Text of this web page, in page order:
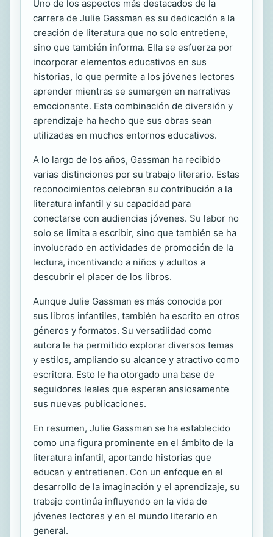
Uno de los aspectos más destacados de la
carrera de Julie Gassman es su dedicación a la
creación de literatura que no solo entretiene,
sino que también informa. Ella se esfuerza por
incorporar elementos educativos en sus
historias, lo que permite a los jóvenes lectores
aprender mientras se sumergen en narrativas
emocionante. Esta combinación de diversión y
aprendizaje ha hecho que sus obras sean
utilizadas en muchos entornos educativos.
A lo largo de los años, Gassman ha recibido
varias distinciones por su trabajo literario. Estas
reconocimientos celebran su contribución a la
literatura infantil y su capacidad para
conectarse con audiencias jóvenes. Su labor no
solo se limita a escribir, sino que también se ha
involucrado en actividades de promoción de la
lectura, incentivando a niños y adultos a
descubrir el placer de los libros.
Aunque Julie Gassman es más conocida por
sus libros infantiles, también ha escrito en otros
géneros y formatos. Su versatilidad como
autora le ha permitido explorar diversos temas
y estilos, ampliando su alcance y atractivo como
escritora. Esto le ha otorgado una base de
seguidores leales que esperan ansiosamente
sus nuevas publicaciones.
En resumen, Julie Gassman se ha establecido
como una figura prominente en el ámbito de la
literatura infantil, aportando historias que
educan y entretienen. Con un enfoque en el
desarrollo de la imaginación y el aprendizaje, su
trabajo continúa influyendo en la vida de
jóvenes lectores y en el mundo literario en
general.